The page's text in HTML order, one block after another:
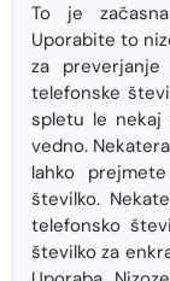
To je
Uporabite to
za
telefonske
spletu le nekaj
vedno.
lahko
številko.
telefonsko
številko za